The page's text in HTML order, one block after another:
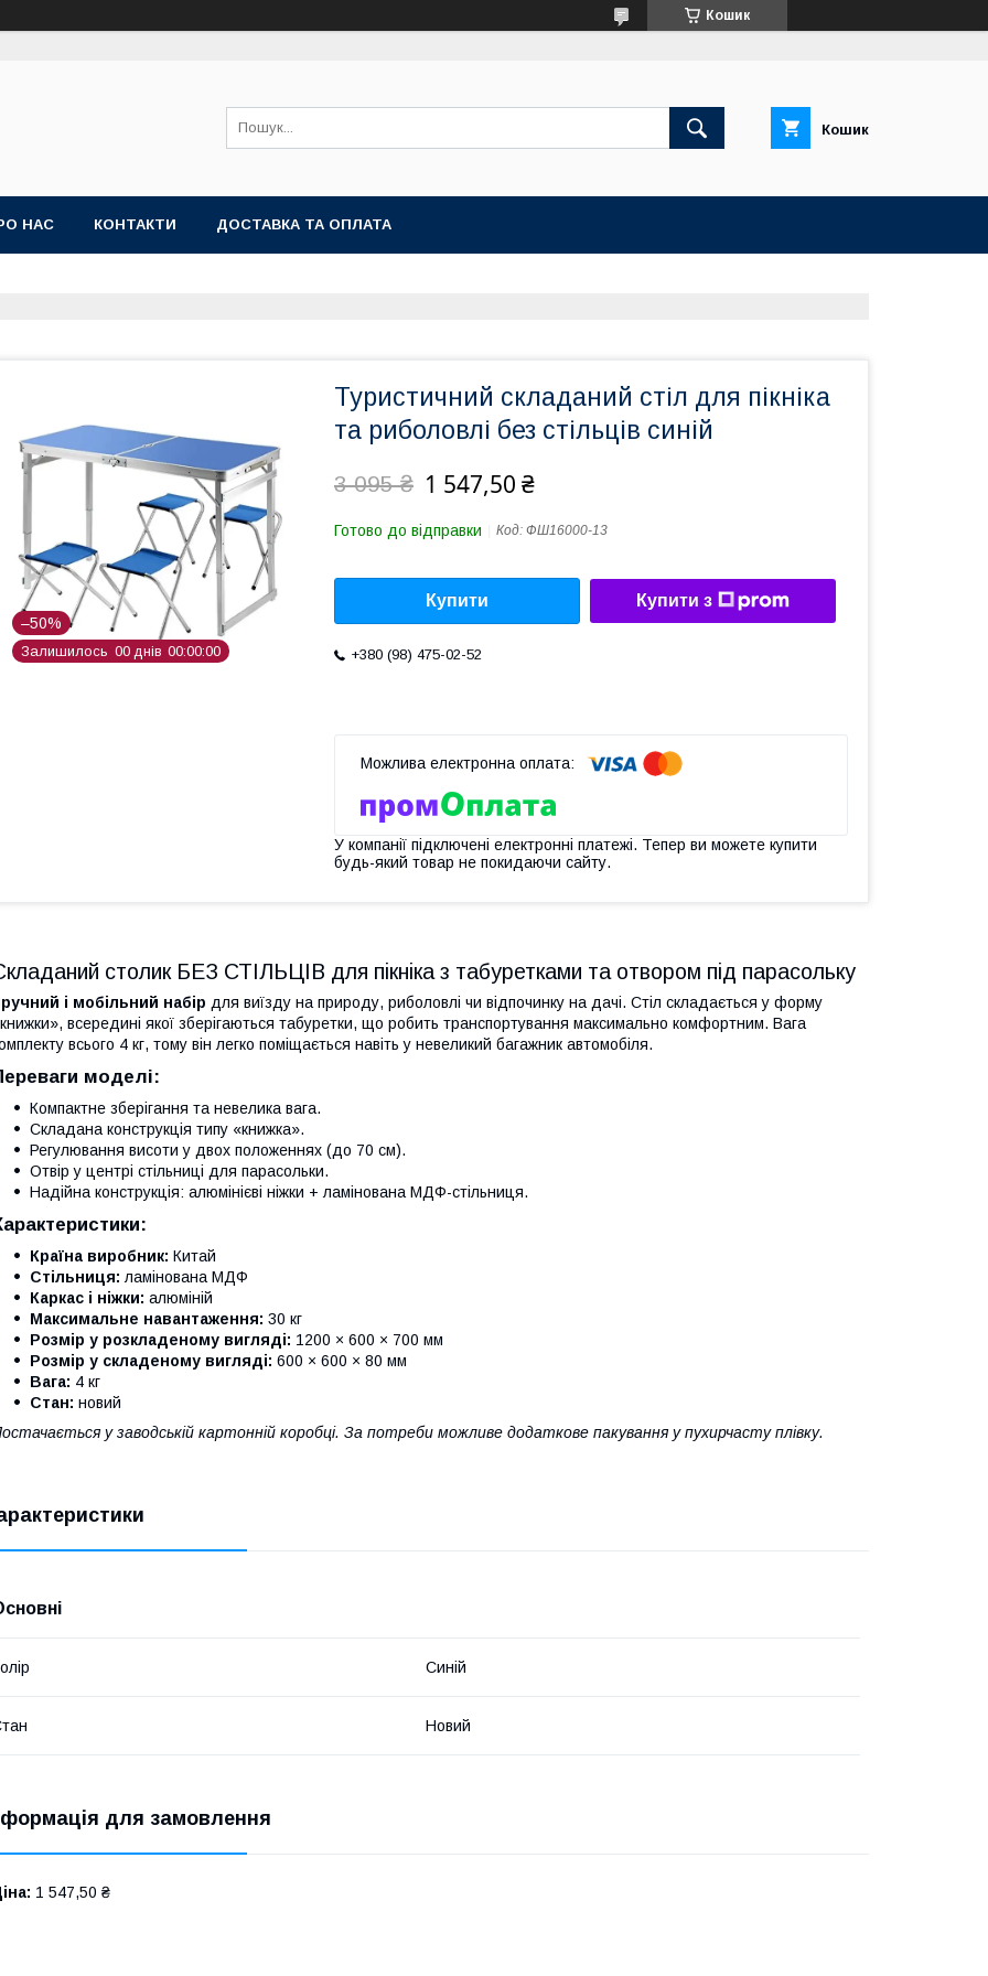
Кошик
Кошик
НАС КОНТАКТИ ДОСТАВКА ТА ОПЛАТА
–50%
Залишилось 00 днів 00 00 00
Туристичний складаний стіл для пікніка
та риболовлі без стільців синій
3 095 ₴ 1 547,50 ₴
Готово до відправки Код: ФШ16000-13
Купити Купити з
+380 (98) 475-02-52
У компанії підключені електронні платежі. Тепер ви можете купити
будь-який товар не покидаючи сайту.
столик БЕЗ СТІЛЬЦІВ для пікніка з табуретками та отвором під парасольку
і мобільний набір для виїзду на природу, риболовлі чи відпочинку на дачі. Стіл складається у форму
всередині якої зберігаються табуретки, що робить транспортування максимально комфортним. Вага
всього 4 кг, тому він легко поміщається навіть у невеликий багажник автомобіля.
моделі:
Компактне зберігання та невелика вага.
Складана конструкція типу «книжка».
Регулювання висоти у двох положеннях (до 70 см).
Отвір у центрі стільниці для парасольки.
Надійна конструкція: алюмінієві ніжки + ламінована МДФ-стільниця.
Країна виробник: Китай
Стільниця: ламінована МДФ
Каркас і ніжки: алюміній
Максимальне навантаження: 30 кг
Розмір у розкладеному вигляді: 1200 × 600 × 700 мм
Розмір у складеному вигляді: 600 × 600 × 80 мм
Вага: 4 кг
Стан: новий
у заводській картонній коробці. За потреби можливе додаткове пакування у пухирчасту плівку.
Синій
Новий
для замовлення
1 547,50 ₴